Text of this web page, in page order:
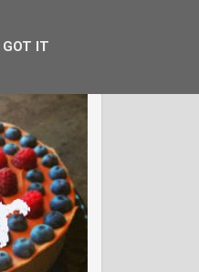
GOT IT